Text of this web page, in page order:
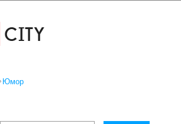
Юмор